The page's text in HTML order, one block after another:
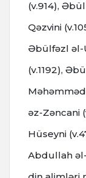
(v.914),
Qəzvini
Əbülfəzl əl-
(v.1192),
əz-Zəncani
Hüseyni
Abdullah